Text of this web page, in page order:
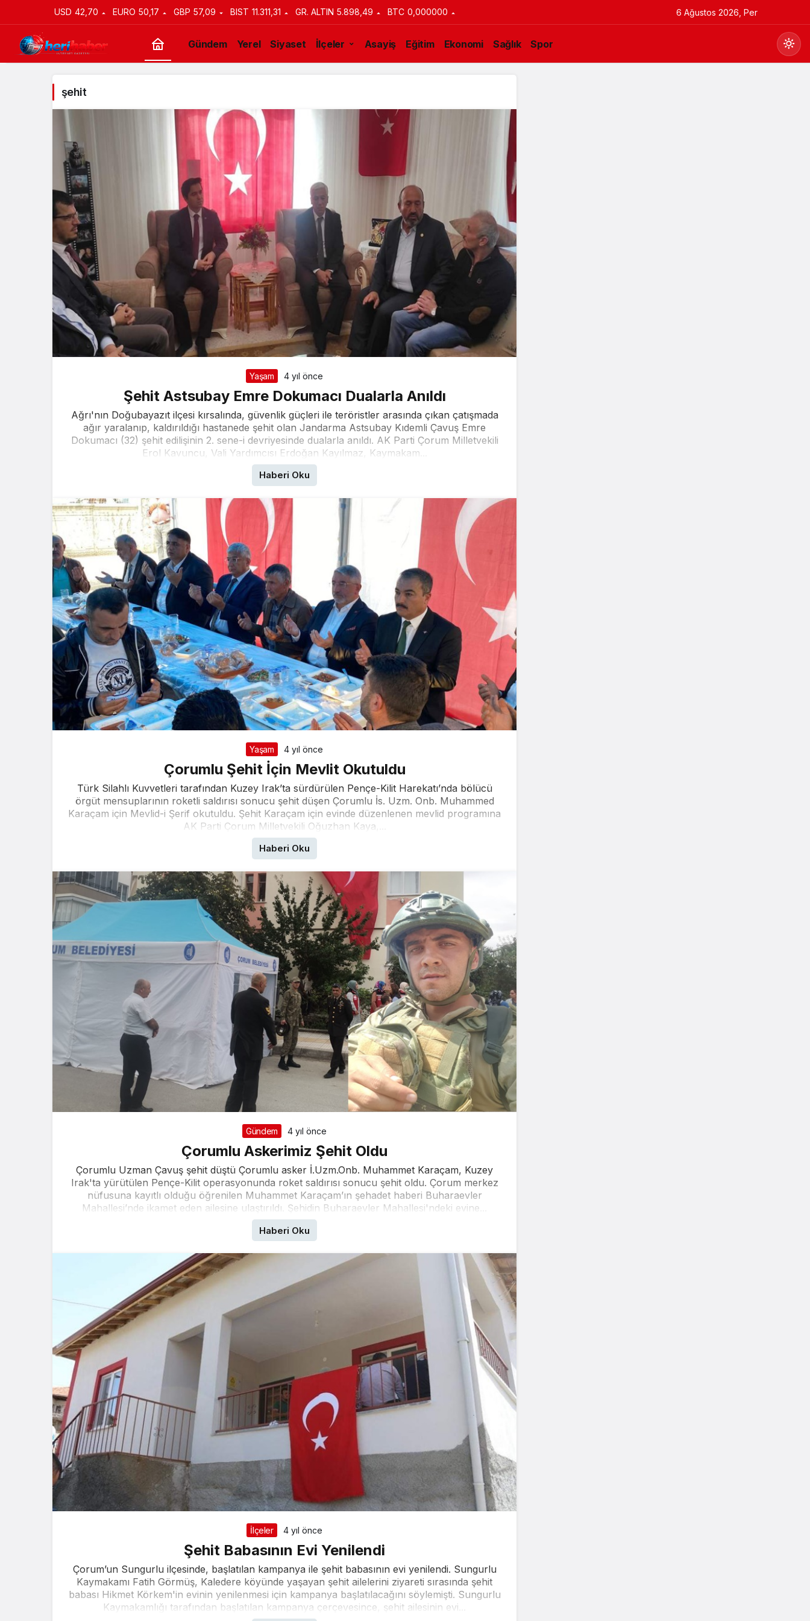
USD 42,70 EURO 50,17 GBP 57,09 BIST 11.311,31 GR. ALTIN 5.898,49 BTC 0,000000 6 Ağustos 2026, Per
Gündem Yerel Siyaset İlçeler Asayiş Eğitim Ekonomi Sağlık Spor
şehit
Yaşam 4 yıl önce
Şehit Astsubay Emre Dokumacı Dualarla Anıldı
Ağrı'nın Doğubayazıt ilçesi kırsalında, güvenlik güçleri ile teröristler arasında çıkan çatışmada
ağır yaralanıp, kaldırıldığı hastanede şehit olan Jandarma Astsubay Kıdemli Çavuş Emre
Dokumacı (32) şehit edilişinin 2. sene-i devriyesinde dualarla anıldı. AK Parti Çorum Milletvekili
Erol Kavuncu, Vali Yardımcısı Erdoğan Kayılmaz, Kaymakam...
Haberi Oku
Yaşam 4 yıl önce
Çorumlu Şehit İçin Mevlit Okutuldu
Türk Silahlı Kuvvetleri tarafından Kuzey Irak’ta sürdürülen Pençe-Kilit Harekatı’nda bölücü
örgüt mensuplarının roketli saldırısı sonucu şehit düşen Çorumlu İs. Uzm. Onb. Muhammed
Karaçam için Mevlid-i Şerif okutuldu. Şehit Karaçam için evinde düzenlenen mevlid programına
AK Parti Çorum Milletvekili Oğuzhan Kaya,...
Haberi Oku
Gündem 4 yıl önce
Çorumlu Askerimiz Şehit Oldu
Çorumlu Uzman Çavuş şehit düştü Çorumlu asker İ.Uzm.Onb. Muhammet Karaçam, Kuzey
Irak'ta yürütülen Pençe-Kilit operasyonunda roket saldırısı sonucu şehit oldu. Çorum merkez
nüfusuna kayıtlı olduğu öğrenilen Muhammet Karaçam’ın şehadet haberi Buharaevler
Mahallesi’nde ikamet eden ailesine ulaştırıldı. Şehidin Buharaevler Mahallesi'ndeki evine...
Haberi Oku
İlçeler 4 yıl önce
Şehit Babasının Evi Yenilendi
Çorum’un Sungurlu ilçesinde, başlatılan kampanya ile şehit babasının evi yenilendi. Sungurlu
Kaymakamı Fatih Görmüş, Kaledere köyünde yaşayan şehit ailelerini ziyareti sırasında şehit
babası Hikmet Körkem'in evinin yenilenmesi için kampanya başlatılacağını söylemişti. Sungurlu
Kaymakamlığı tarafından başlatılan kampanya çerçevesince, şehit ailesinin evi...